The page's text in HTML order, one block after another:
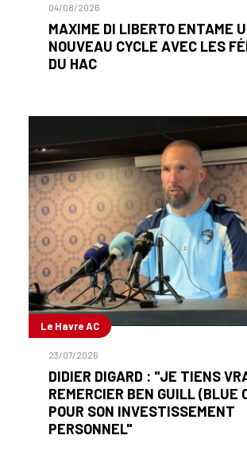
04/08/2026
MAXIME DI LIBERTO ENTAME
NOUVEAU CYCLE AVEC LES
DU HAC
Le Havre AC
23/07/2026
DIDIER DIGARD : "JE TIENS
REMERCIER BEN GUILL (BLUE
POUR SON INVESTISSEMENT
PERSONNEL"